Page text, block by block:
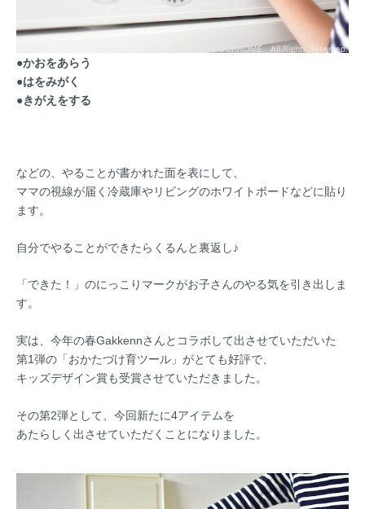
●かおをあらう
●はをみがく
●きがえをする
などの、 やることが書かれた面を表にして、
ママの視線が届く冷蔵庫やリビングのホワイトボードなどに貼り
ます。
自分でやることができたらくるんと裏返し♪
「できた！」のにっこりマークがお子さんのやる気を引き出しま
す。
実は、今年の春Gakkennさんとコラボして出させていただいた
第1弾の「おかたづけ育ツール」がとても好評で、
キッズデザイン賞も受賞させていただきました。
その第2弾として、今回新たに4アイテムを
あたらしく出させていただくことになりました。